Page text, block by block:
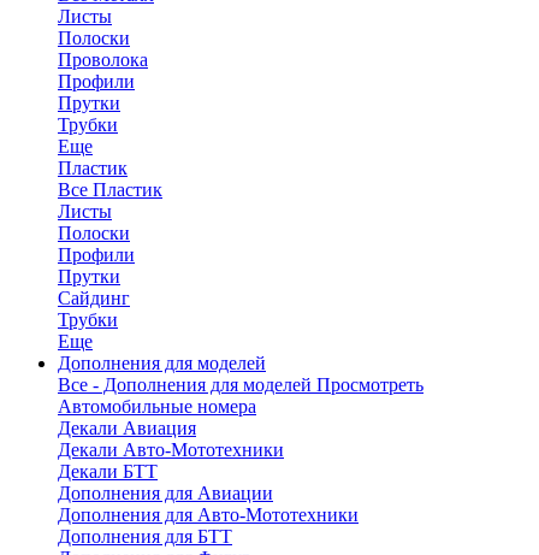
Листы
Полоски
Проволока
Профили
Прутки
Трубки
Еще
Пластик
Все Пластик
Листы
Полоски
Профили
Прутки
Сайдинг
Трубки
Еще
Дополнения для моделей
Все - Дополнения для моделей Просмотреть
Автомобильные номера
Декали Авиация
Декали Авто-Мототехники
Декали БТТ
Дополнения для Авиации
Дополнения для Авто-Мототехники
Дополнения для БТТ